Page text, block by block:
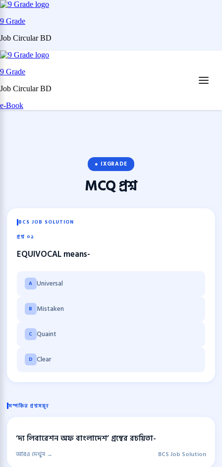
9 Grade
Job Circular BD
Skip
content
Enter)
9 Grade
Job Circular BD
e-Book
● IXGRADE
MCQপ্রশ্ন
BCS JOB SOLUTION
প্রশ্ন ০১
EQUIVOCAL means-
A Universal
B Mistaken
C Quaint
D Clear
সম্পর্কিত প্রশ্নসমূহ
‘দ্য লিবারেশন অফ বাংলাদেশ’ গ্রন্থের রচয়িতা-
আরও দেখুন → BCS Job Solution